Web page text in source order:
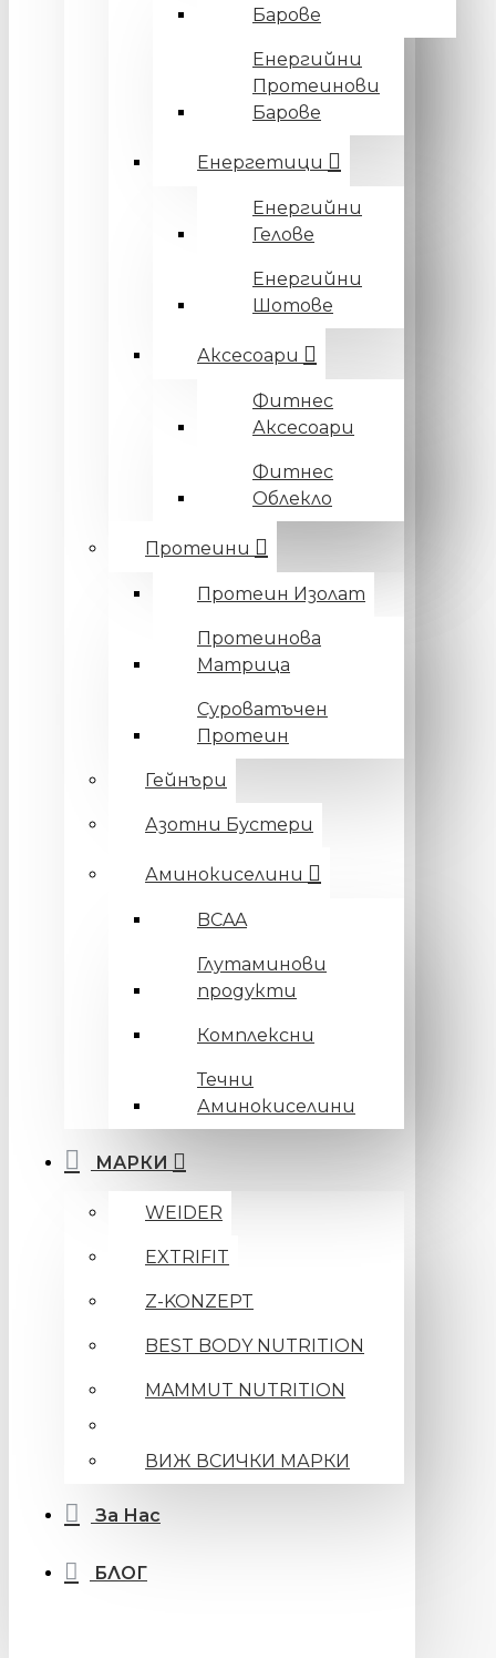
Барове
Енергийни
Протеинови
Барове
Енергетици
Енергийни
Гелове
Енергийни
Шотове
Аксесоари
Фитнес
Аксесоари
Фитнес
Облекло
Протеини
Протеин Изолат
Протеинова
Матрица
Суроватъчен
Протеин
Гейнъри
Азотни Бустери
Аминокиселини
BCAA
Глутаминови
продукти
Комплексни
Течни
Аминокиселини
МАРКИ
WEIDER
EXTRIFIT
Z-KONZEPT
BEST BODY NUTRITION
MAMMUT NUTRITION
ВИЖ ВСИЧКИ МАРКИ
За Нас
БЛОГ